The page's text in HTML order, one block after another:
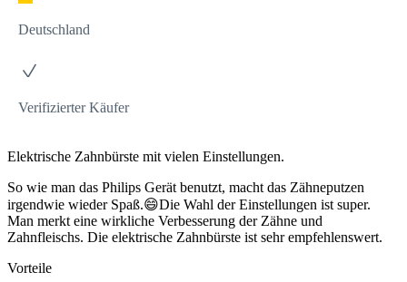
Deutschland
Verifizierter Käufer
Elektrische Zahnbürste mit vielen Einstellungen.
So wie man das Philips Gerät benutzt, macht das Zähneputzen
irgendwie wieder Spaß.😄Die Wahl der Einstellungen ist super.
Man merkt eine wirkliche Verbesserung der Zähne und
Zahnfleischs. Die elektrische Zahnbürste ist sehr empfehlenswert.
Vorteile